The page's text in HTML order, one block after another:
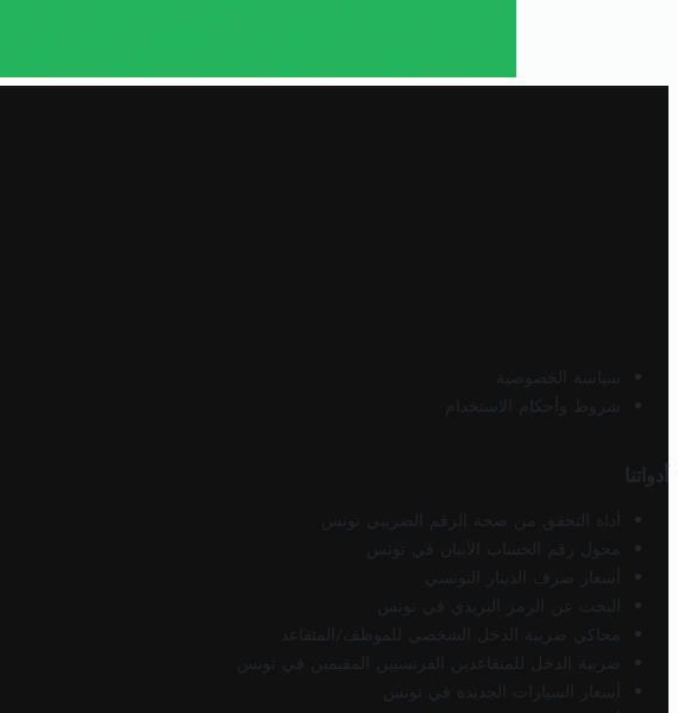
سياسة الخصوصية
شروط وأحكام الاستخدام
أدواتنا
أداة التحقق من صحة الرقم الضريبي تونس
محول رقم الحساب الآيبان في تونس
أسعار صرف الدينار التونسي
البحث عن الرمز البريدي في تونس
محاكي ضريبة الدخل الشخصي للموظف/المتقاعد
ضريبة الدخل للمتقاعدين الفرنسيين المقيمين في تونس
أسعار السيارات الجديدة في تونس